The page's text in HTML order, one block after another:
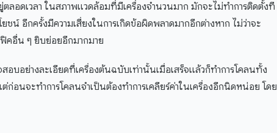
ลอดเวลา ในสภาพแวดล้อมที่มีเครื่องจำนวนมาก มักจะไม่ทำการติดตั้งที
ยชน์ อีกครั้งมีความเสี่ยงในการเกิดข้อผิดพลาดมากอีกต่างหาก ไม่ว่าจะ
คอื่น ๆ ยิบย่อยอีกมากมาย
อบอย่างละเอียดที่เครื่องต้นฉบับเท่านั้นเมื่อเสร็จแล้วก็ทำการโคลนทั้ง
ก่อนจะทำการโคลนจำเป็นต้องทำการเคลียร์ค่าในเครื่องอีกนิดหน่อย โดย